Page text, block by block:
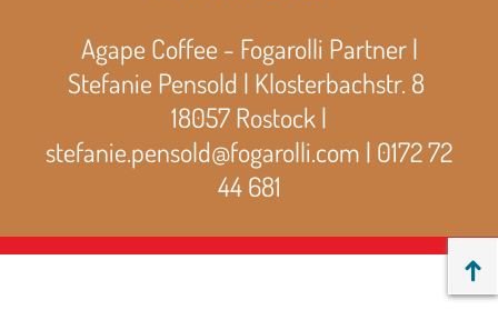
Agape Coffee - Fogarolli Partner |
Stefanie Pensold | Klosterbachstr. 8
18057 Rostock |
stefanie.pensold@fogarolli.com | 0172 72
44 681
↑